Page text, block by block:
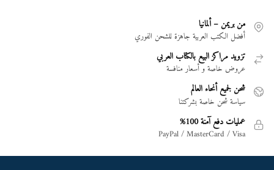
من بريمن – ألمانيا
أفضل الكتب العربية جاهزة للشحن الفوري
تزويد مراكز البيع بالكتاب العربي
عروض خاصة و أسعار منافسة
شحن لجميع أنحاء العالم
سياسة شحن خاصة بشركتنا
عمليات دفع آمنة 100%
PayPal / MasterCard / Visa